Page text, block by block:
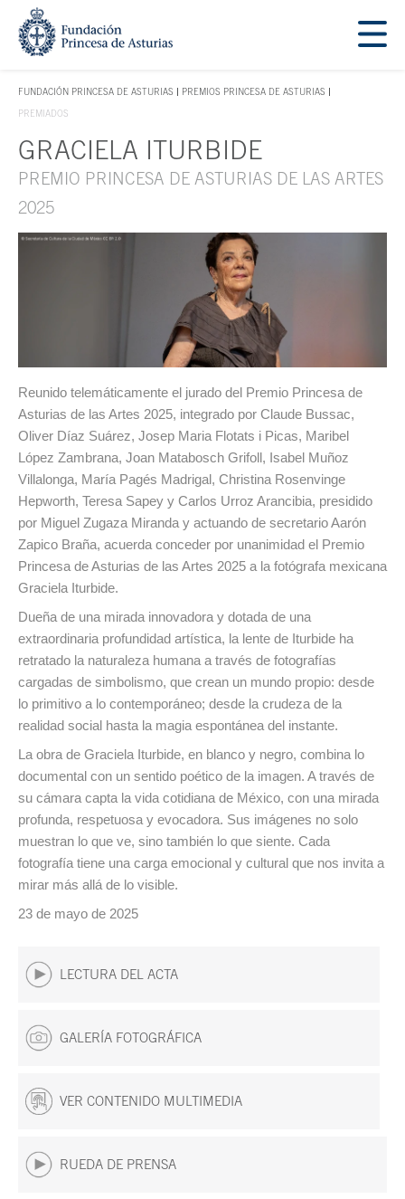
Saltar navegación. Ir directamente al contenido principal
FUNDACIÓN PRINCESA DE ASTURIAS
TECLA DE ACCESO 1
PREMIOS PRINCESA DE ASTURIAS
PREMIADOS
Contenido principal
GRACIELA ITURBIDE
PREMIO PRINCESA DE ASTURIAS DE LAS ARTES
2025
Reunido telemáticamente el jurado del Premio Princesa de
Asturias de las Artes 2025, integrado por Claude Bussac,
Oliver Díaz Suárez, Josep Maria Flotats i Picas, Maribel
López Zambrana, Joan Matabosch Grifoll, Isabel Muñoz
Villalonga, María Pagés Madrigal, Christina Rosenvinge
Hepworth, Teresa Sapey y Carlos Urroz Arancibia, presidido
por Miguel Zugaza Miranda y actuando de secretario Aarón
Zapico Braña, acuerda conceder por unanimidad el Premio
Princesa de Asturias de las Artes 2025 a la fotógrafa mexicana
Graciela Iturbide.
Dueña de una mirada innovadora y dotada de una
extraordinaria profundidad artística, la lente de Iturbide ha
retratado la naturaleza humana a través de fotografías
cargadas de simbolismo, que crean un mundo propio: desde
lo primitivo a lo contemporáneo; desde la crudeza de la
realidad social hasta la magia espontánea del instante.
La obra de Graciela Iturbide, en blanco y negro, combina lo
documental con un sentido poético de la imagen. A través de
su cámara capta la vida cotidiana de México, con una mirada
profunda, respetuosa y evocadora. Sus imágenes no solo
muestran lo que ve, sino también lo que siente. Cada
fotografía tiene una carga emocional y cultural que nos invita a
mirar más allá de lo visible.
23 de mayo de 2025
LECTURA DEL ACTA
GALERÍA FOTOGRÁFICA
VER CONTENIDO MULTIMEDIA
RUEDA DE PRENSA